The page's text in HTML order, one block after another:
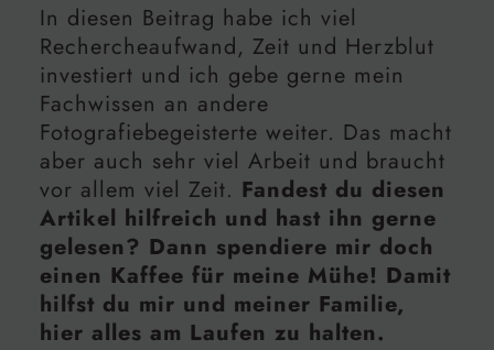
In diesen Beitrag habe ich viel
Rechercheaufwand, Zeit und Herzblut
investiert und ich gebe gerne mein
Fachwissen an andere
Fotografiebegeisterte weiter. Das macht
aber auch sehr viel Arbeit und braucht
vor allem viel Zeit. Fandest du diesen
Artikel hilfreich und hast ihn gerne
gelesen? Dann spendiere mir doch
einen Kaffee für meine Mühe! Damit
hilfst du mir und meiner Familie,
hier alles am Laufen zu halten.